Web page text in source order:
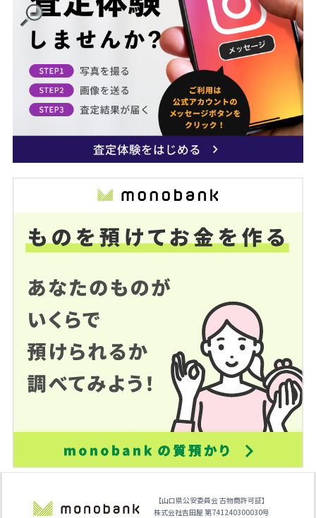
【山口県公安委員会 古物商許可証】
株式会社吉田屋 第741240300030号